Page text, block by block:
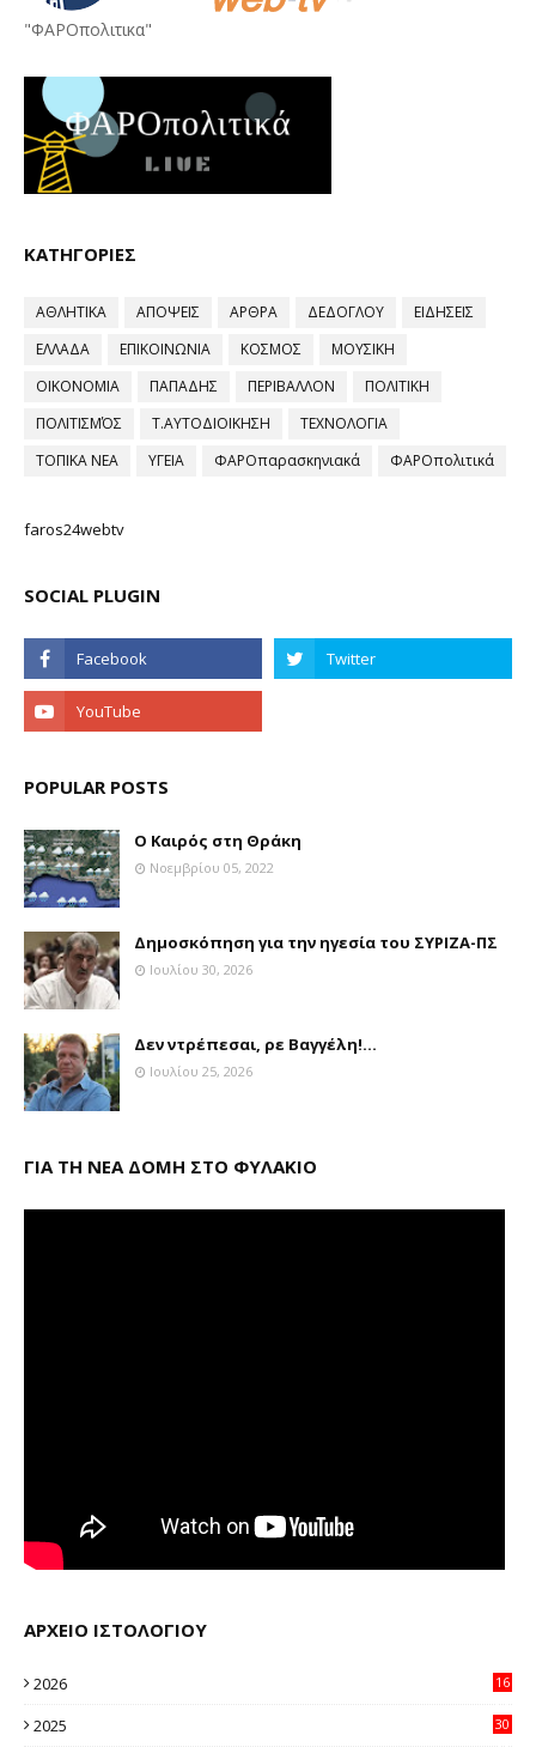
"ΦΑΡΟπολιτικα"
ΚΑΤΗΓΟΡΙΕΣ
ΑΘΛΗΤΙΚΑ ΑΠΟΨΕΙΣ ΑΡΘΡΑ ΔΕΔΟΓΛΟΥ
ΕΙΔΗΣΕΙΣ
ΕΛΛΑΔΑ
ΕΠΙΚΟΙΝΩΝΙΑ ΚΟΣΜΟΣ
ΜΟΥΣΙΚΗ
ΟΙΚΟΝΟΜΙΑ
ΠΑΠΑΔΗΣ ΠΕΡΙΒΑΛΛΟΝ
ΠΟΛΙΤΙΚΗ
ΠΟΛΙΤΙΣΜΌΣ
Τ.ΑΥΤΟΔΙΟΙΚΗΣΗ
ΤΕΧΝΟΛΟΓΙΑ
ΤΟΠΙΚΑ ΝΕΑ
ΥΓΕΙΑ ΦΑΡΟπαρασκηνιακά ΦΑΡΟπολιτικά
faros24webtv
SOCIAL PLUGIN
POPULAR POSTS
Ο Καιρός στη Θράκη
Νοεμβρίου 05, 2022
Δημοσκόπηση για την ηγεσία του ΣΥΡΙΖΑ-ΠΣ
Ιουλίου 30, 2026
Δεν ντρέπεσαι, ρε Βαγγέλη!...
Ιουλίου 25, 2026
ΓΙΑ ΤΗ ΝΕΑ ΔΟΜΗ ΣΤΟ ΦΥΛΑΚΙΟ
ΑΡΧΕΙΟ ΙΣΤΟΛΟΓΙΟΥ
2026
16
2025
30